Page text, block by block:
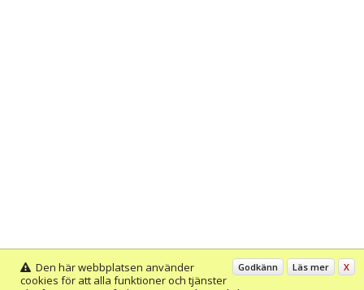
Godkänn Läs mer X
Den här webbplatsen använder
cookies för att alla funktioner och tjänster